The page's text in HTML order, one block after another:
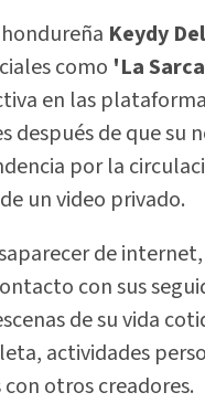
Keydy
como 'La
en las
después de que su
por la
un video privado.
de
con sus
de su vida
actividades
otros creadores.